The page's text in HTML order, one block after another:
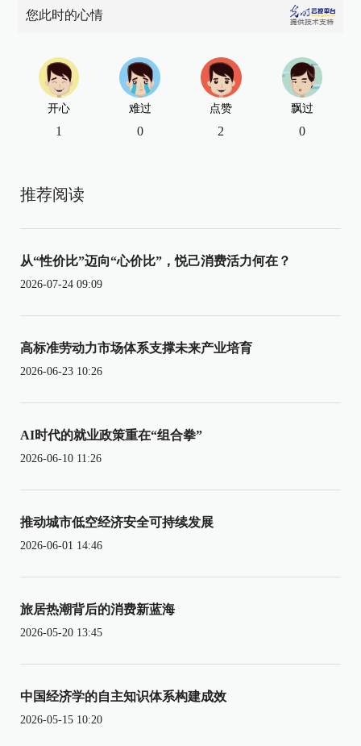
您此时的心情
开心
1
难过
0
点赞
2
飘过
0
推荐阅读
从“性价比”迈向“心价比”，悦己消费活力何在？
2026-07-24 09:09
高标准劳动力市场体系支撑未来产业培育
2026-06-23 10:26
AI时代的就业政策重在“组合拳”
2026-06-10 11:26
推动城市低空经济安全可持续发展
2026-06-01 14:46
旅居热潮背后的消费新蓝海
2026-05-20 13:45
中国经济学的自主知识体系构建成效
2026-05-15 10:20